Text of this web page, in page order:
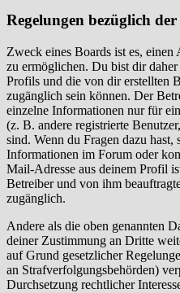
Regelungen bezüglich
Zweck eines Boards ist es, einen
zu ermöglichen. Du bist dir
Profils und die von dir erstellten
zugänglich sein können. Der
einzelne Informationen nur für
(z. B. andere registrierte
sind. Wenn du Fragen dazu hast,
Informationen im Forum oder
Mail-Adresse aus deinem Profil
Betreiber und von ihm
zugänglich.
Andere als die oben genannten
deiner Zustimmung an Dritte
auf Grund gesetzlicher
an Strafverfolgungsbehörden)
Durchsetzung rechtlicher